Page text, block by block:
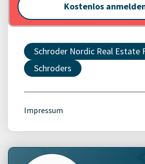
Kostenlos
Schroder Nordic Real Estate
Schroders
Impressum